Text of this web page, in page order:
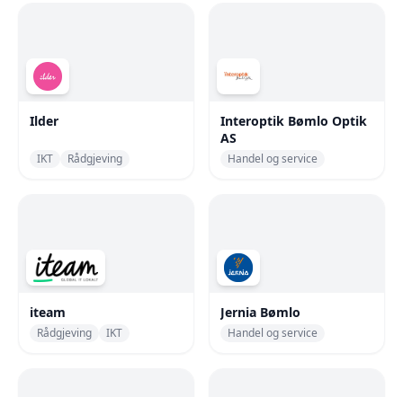
Ilder
IKT Rådgjeving
Interoptik Bømlo Optik
AS
Handel og service
iteam
Rådgjeving IKT
Jernia Bømlo
Handel og service